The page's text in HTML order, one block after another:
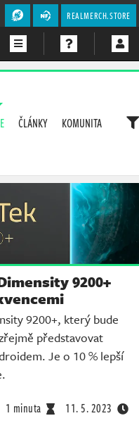
REALMERCH.STORE
ČLÁNKY KOMUNITA
9200+
9200+, který bude
představovat
Je o 10 % lepší
1 minuta 11. 5. 2023